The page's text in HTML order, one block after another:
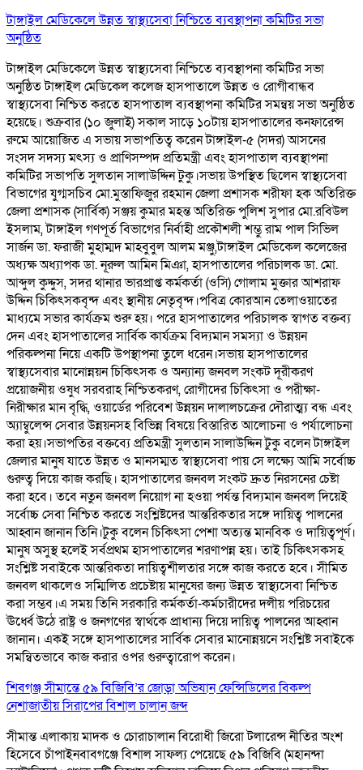
টাঙ্গাইল মেডিকেলে উন্নত স্বাস্থ্যসেবা নিশ্চিতে ব্যবস্থাপনা কমিটির সভা
অনুষ্ঠিত
টাঙ্গাইল মেডিকেলে উন্নত স্বাস্থ্যসেবা নিশ্চিতে ব্যবস্থাপনা কমিটির সভা
অনুষ্ঠিত টাঙ্গাইল মেডিকেল কলেজ হাসপাতালে উন্নত ও রোগীবান্ধব
স্বাস্থ্যসেবা নিশ্চিত করতে হাসপাতাল ব্যবস্থাপনা কমিটির সমন্বয় সভা অনুষ্ঠিত
হয়েছে। শুক্রবার (১০ জুলাই) সকাল সাড়ে ১০টায় হাসপাতালের কনফারেন্স
রুমে আয়োজিত এ সভায় সভাপতিত্ব করেন টাঙ্গাইল-৫ (সদর) আসনের
সংসদ সদস্য মৎস্য ও প্রাণিসম্পদ প্রতিমন্ত্রী এবং হাসপাতাল ব্যবস্থাপনা
কমিটির সভাপতি সুলতান সালাউদ্দিন টুকু।সভায় উপস্থিত ছিলেন স্বাস্থ্যসেবা
বিভাগের যুগ্মসচিব মো.মুস্তাফিজুর রহমান জেলা প্রশাসক শরীফা হক অতিরিক্ত
জেলা প্রশাসক (সার্বিক) সঞ্জয় কুমার মহন্ত অতিরিক্ত পুলিশ সুপার মো.রবিউল
ইসলাম, টাঙ্গাইল গণপূর্ত বিভাগের নির্বাহী প্রকৌশলী শম্ভু রাম পাল সিভিল
সার্জন ডা. ফরাজী মুহাম্মদ মাহবুবুল আলম মঞ্জু,টাঙ্গাইল মেডিকেল কলেজের
অধ্যক্ষ অধ্যাপক ডা. নূরুল আমিন মিঞা, হাসপাতালের পরিচালক ডা. মো.
আব্দুল কুদ্দুস, সদর থানার ভারপ্রাপ্ত কর্মকর্তা (ওসি) গোলাম মুক্তার আশরাফ
উদ্দিন চিকিৎসকবৃন্দ এবং স্থানীয় নেতৃবৃন্দ।পবিত্র কোরআন তেলাওয়াতের
মাধ্যমে সভার কার্যক্রম শুরু হয়। পরে হাসপাতালের পরিচালক স্বাগত বক্তব্য
দেন এবং হাসপাতালের সার্বিক কার্যক্রম বিদ্যমান সমস্যা ও উন্নয়ন
পরিকল্পনা নিয়ে একটি উপস্থাপনা তুলে ধরেন।সভায় হাসপাতালের
স্বাস্থ্যসেবার মানোন্নয়ন চিকিৎসক ও অন্যান্য জনবল সংকট দূরীকরণ
প্রয়োজনীয় ওষুধ সরবরাহ নিশ্চিতকরণ, রোগীদের চিকিৎসা ও পরীক্ষা-
নিরীক্ষার মান বৃদ্ধি, ওয়ার্ডের পরিবেশ উন্নয়ন দালালচক্রের দৌরাত্ম্য বন্ধ এবং
অ্যাম্বুলেন্স সেবার উন্নয়নসহ বিভিন্ন বিষয়ে বিস্তারিত আলোচনা ও পর্যালোচনা
করা হয়।সভাপতির বক্তব্যে প্রতিমন্ত্রী সুলতান সালাউদ্দিন টুকু বলেন টাঙ্গাইল
জেলার মানুষ যাতে উন্নত ও মানসম্মত স্বাস্থ্যসেবা পায় সে লক্ষ্যে আমি সর্বোচ্চ
গুরুত্ব দিয়ে কাজ করছি। হাসপাতালের জনবল সংকট দ্রুত নিরসনের চেষ্টা
করা হবে। তবে নতুন জনবল নিয়োগ না হওয়া পর্যন্ত বিদ্যমান জনবল দিয়েই
সর্বোচ্চ সেবা নিশ্চিত করতে সংশ্লিষ্টদের আন্তরিকতার সঙ্গে দায়িত্ব পালনের
আহ্বান জানান তিনি।টুকু বলেন চিকিৎসা পেশা অত্যন্ত মানবিক ও দায়িত্বপূর্ণ।
মানুষ অসুস্থ হলেই সর্বপ্রথম হাসপাতালের শরণাপন্ন হয়। তাই চিকিৎসকসহ
সংশ্লিষ্ট সবাইকে আন্তরিকতা দায়িত্বশীলতার সঙ্গে কাজ করতে হবে। সীমিত
জনবল থাকলেও সম্মিলিত প্রচেষ্টায় মানুষের জন্য উন্নত স্বাস্থ্যসেবা নিশ্চিত
করা সম্ভব।এ সময় তিনি সরকারি কর্মকর্তা-কর্মচারীদের দলীয় পরিচয়ের
ঊর্ধ্বে উঠে রাষ্ট্র ও জনগণের স্বার্থকে প্রাধান্য দিয়ে দায়িত্ব পালনের আহ্বান
জানান। একই সঙ্গে হাসপাতালের সার্বিক সেবার মানোন্নয়নে সংশ্লিষ্ট সবাইকে
সমন্বিতভাবে কাজ করার ওপর গুরুত্বারোপ করেন।
শিবগঞ্জ সীমান্তে ৫৯ বিজিবি’র জোড়া অভিযান ফেন্সিডিলের বিকল্প
নেশাজাতীয় সিরাপের বিশাল চালান জব্দ
সীমান্ত এলাকায় মাদক ও চোরাচালান বিরোধী জিরো টলারেন্স নীতির অংশ
হিসেবে চাঁপাইনবাবগঞ্জে বিশাল সাফল্য পেয়েছে ৫৯ বিজিবি (মহানন্দা